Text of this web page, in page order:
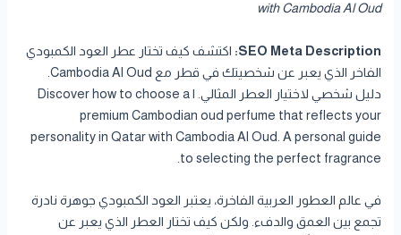
with Cambodia Al Oud
SEO Meta Description: اكتشف كيف تختار عطر العود الكمبودي
دليل شخصي لاختيار العطر المثالي. | Discover how to choose a
premium Cambodian oud perfume that reflects your
personality in Qatar with Cambodia Al Oud. A personal guide
to selecting the perfect fragrance.
في عالم العطور العربية الفاخرة، يعتبر العود الكمبودي جوهرة نادرة
تجمع بين العمق والدفء. ولكن كيف تختار العطر الذي يعبر عن